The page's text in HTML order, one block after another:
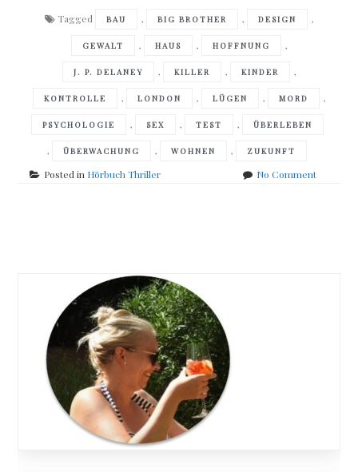
Tagged BAU , BIG BROTHER , DESIGN ,
GEWALT , HAUS , HOFFNUNG ,
J. P. DELANEY , KILLER , KINDER ,
KONTROLLE , LONDON , LÜGEN , MORD ,
PSYCHOLOGIE , SEX , TEST , ÜBERLEBEN
, ÜBERWACHUNG , WOHNEN , ZUKUNFT
Posted in Hörbuch Thriller No Commenton
navigation